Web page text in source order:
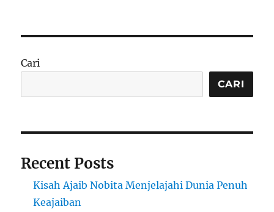
Cari
CARI
Recent Posts
Kisah Ajaib Nobita Menjelajahi Dunia Penuh
Keajaiban